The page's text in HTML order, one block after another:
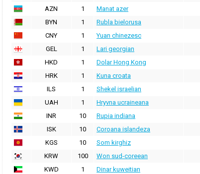
AZN
1 Manat azer
BYN
1 Rubla bielorusa
CNY
1 Yuan chinezesc
GEL
1 Lari georgian
HKD
1 Dolar Hong Kong
HRK
1 Kuna croata
ILS
1 Shekel israelian
UAH
1 Hryvna ucraineana
INR
10 Rupia indiana
ISK
10 Coroana islandeza
KGS
10 Som kirghiz
KRW
100 Won sud-coreean
KWD
1 Dinar kuweitian